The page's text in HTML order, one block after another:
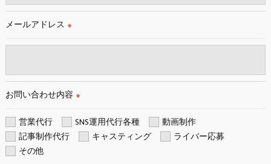
当社では、個人情報の漏洩等がなされないよう、適切に安全管
理対策を実施します。
をご提供できない場合がございますので予めご了承ください。
当社では、お客様の個人情報の開示･訂正･削除・利用停止の手
続を定めさせて頂いております。
ご本人である事を確認のうえ、対応させて頂きます。
メールアドレス ※
お問い合わせ内容 ※
営業代行 SNS運用代行各種
動画制作
記事制作代行
キャスティング
ライバー応募
その他